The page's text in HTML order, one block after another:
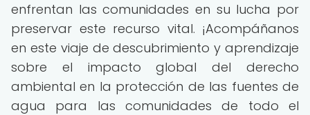
enfrentan las comunidades en su lucha por
preservar este recurso vital. ¡Acompáñanos
en este viaje de descubrimiento y aprendizaje
sobre el impacto global del derecho
ambiental en la protección de las fuentes de
agua para las comunidades de todo el